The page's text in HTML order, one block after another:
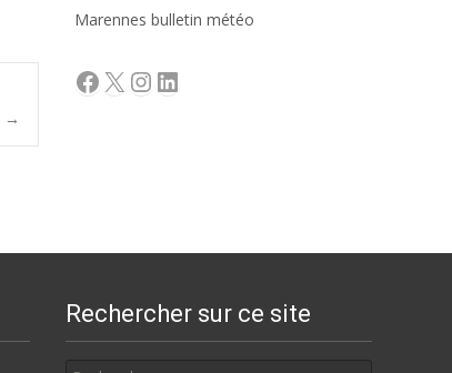
→
Marennes bulletin météo
Facebook
X Instagram
LinkedIn
Rechercher sur ce site